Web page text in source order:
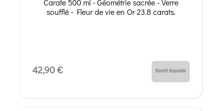
Carafe 500 ml - Géométrie sacrée - Verre
soufflé - Fleur de vie en Or 23.8 carats.
42,90 € Bientôt disponible